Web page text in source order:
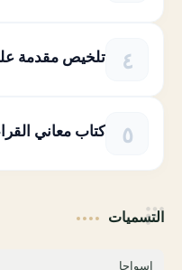
تلخيص مقدمة
كتاب معاني
التسميات